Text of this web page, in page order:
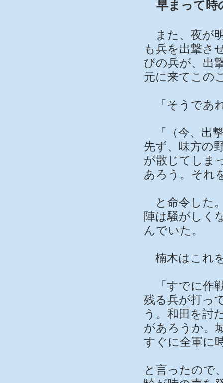
早まって時
また、夜が
も兵を出撃さ
びの兵が、出
元に来てこの
「そうであ
「（今、出
先ず、味方の
が散じてしま
あろう。それ
と命令した
陣は騒がしく
んでいた。
楠木はこれ
「すでに作
残る兵が打っ
う。和田を討
があろうか。
すぐに全軍に
と言ったので